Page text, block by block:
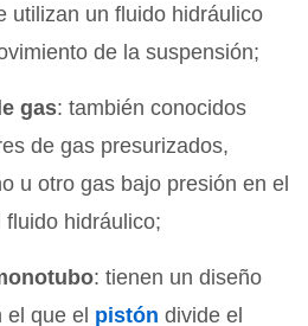
utilizan un fluido hidráulico
de la suspensión;
gas: también conocidos
de gas presurizados,
u otro gas bajo presión en el
hidráulico;
: tienen un diseño
el que el pistón divide el